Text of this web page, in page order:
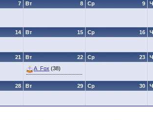
7 8
Вт 9
Ср
14 15
Вт 16
Ср
21 22
Вт
A_Fox (38)
23
Ср
28 29
Вт 30
Ср